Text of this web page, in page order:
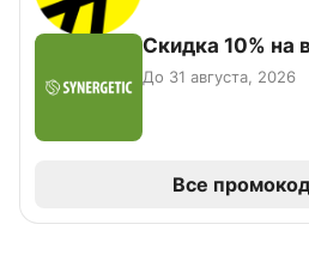
Скидка 10% на
До 31 августа, 2026
Все